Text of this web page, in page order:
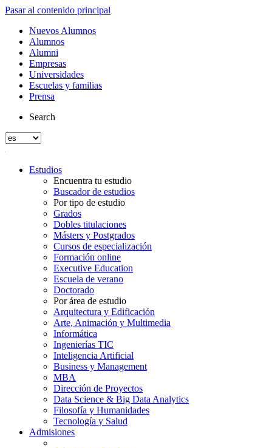
Pasar al contenido principal
Nuevos Alumnos
Alumnos
Alumni
Empresas
Universidades
Escuelas y familias
Prensa
Search
Estudios
Encuentra tu estudio
Buscador de estudios
Por tipo de estudio
Grados
Dobles titulaciones
Másters y Postgrados
Cursos de especialización
Formación online
Executive Education
Escuela de verano
Doctorado
Por área de estudio
Arquitectura y Edificación
Arte, Animación y Multimedia
Informática
Ingenierías TIC
Inteligencia Artificial
Business y Management
MBA
Dirección de Proyectos
Data Science & Big Data Analytics
Filosofía y Humanidades
Tecnología y Salud
Admisiones